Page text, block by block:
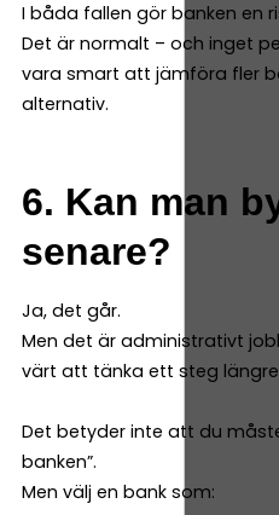
I båda fallen gör banken en
Det är normalt – och inget
vara smart att jämföra fler
alternativ.
6. Kan man
senare?
Ja, det går.
Men det är administrativt
värt att tänka ett steg
Det betyder inte att du
banken”.
Men välj en bank som: